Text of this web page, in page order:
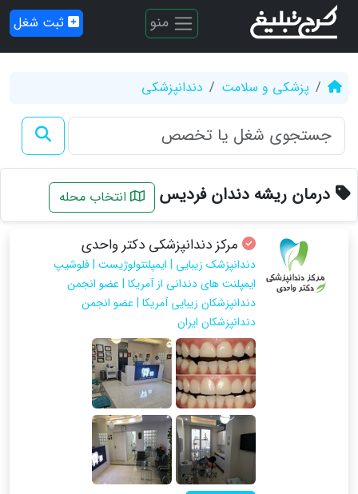
منو ثبت شغل
پزشکی و سلامت دندانپزشکی
درمان ریشه دندان فردیس انتخاب محله
مرکز دندانپزشکی دکتر واحدی
دندانپزشک زیبایی | ایمپلنتولوژیست | فلوشیپ
ایمپلنت های دندانی از آمریکا | عضو انجمن
دندانپزشکان زیبایی آمریکا | عضو انجمن
دندانپزشکان ایران